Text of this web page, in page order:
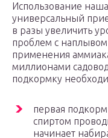
Использование
универсальный
в разы увеличить
проблем с
применения
миллионами
подкормку
первая
спиртом
начинает